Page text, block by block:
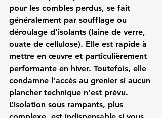
pour les combles perdus, se fait
généralement par soufflage ou
déroulage d’isolants (laine de verre,
ouate de cellulose). Elle est rapide à
mettre en œuvre et particulièrement
performante en hiver. Toutefois, elle
condamne l’accès au grenier si aucun
plancher technique n’est prévu.
L’isolation sous rampants, plus